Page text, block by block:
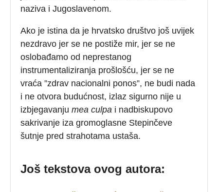
naziva i Jugoslavenom.
Ako je istina da je hrvatsko društvo još uvijek
nezdravo jer se ne postiže mir, jer se ne
oslobađamo od neprestanog
instrumentaliziranja prošlošću, jer se ne
vraća ”zdrav nacionalni ponos”, ne budi nada
i ne otvora budućnost, izlaz sigurno nije u
izbjegavanjumea culpa i nadbiskupovo
sakrivanje iza gromoglasne Stepinčeve
šutnje pred strahotama ustaša.
Još tekstova ovog autora: